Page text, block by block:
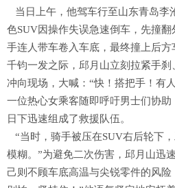
当日上午，他驾车行至山东青岛李
色SUV因操作失误急速倒车，先撞
手连人带车卷入车底，最终撞上后方
千钧一发之际，邱月山立刻拉紧手
冲向现场，大喊：“快！搭把手！有
一位热心女乘客随即呼吁男士们协
日下迅速组成了救援队伍。
“当时，骑手被压在SUV右后轮下
模糊。”为避免二次伤害，邱月山迅
己则不顾车底高温与尖锐零件的风